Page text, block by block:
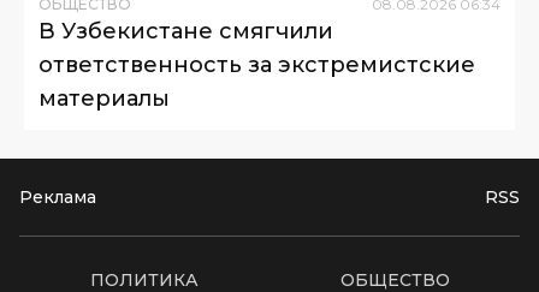
ОБЩЕСТВО 08 08 2026 06:34
В Узбекистане смягчили
ответственность за экстремистские
материалы
Реклама RSS
ПОЛИТИКА
ОБЩЕСТВО